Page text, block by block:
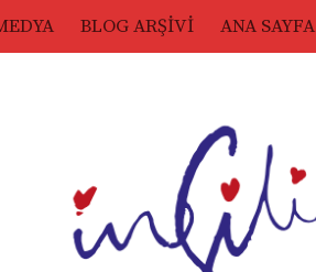
BLOG ARŞİVİ ANA SAYFA